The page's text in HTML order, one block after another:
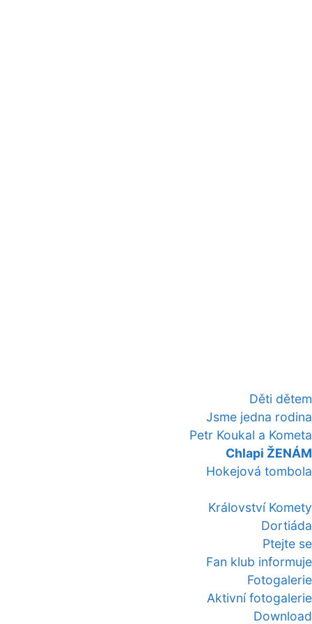
Děti dětem
Jsme jedna rodina
Petr Koukal a Kometa
Chlapi ŽENÁM
Hokejová tombola
Království Komety
Dortiáda
Ptejte se
Fan klub informuje
Fotogalerie
Aktivní fotogalerie
Download